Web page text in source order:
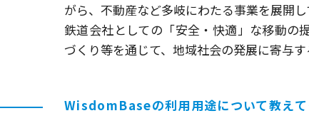
がら、不動産など多岐にわたる事業を展開し
鉄道会社としての「安全・快適」な移動の
づくり等を通じて、地域社会の発展に寄与す
WisdomBaseの利用用途について教えて